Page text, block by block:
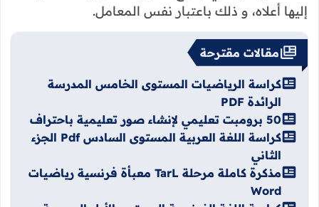
إليها أعلاه، و ذلك باعتبار نفس المعامل.
مقالات مقترحة
كراسة الرياضيات المستوى الخامس المدرسة
الرائدة PDF
50 برومبت تعليمي لإنشاء صور تعليمية باحتراف
كراسة اللغة العربية المستوى السادس Pdf الجزء
الثاني
مذكرة كاملة مرحلة TarL معبأة فرنسية رياضيات
Word